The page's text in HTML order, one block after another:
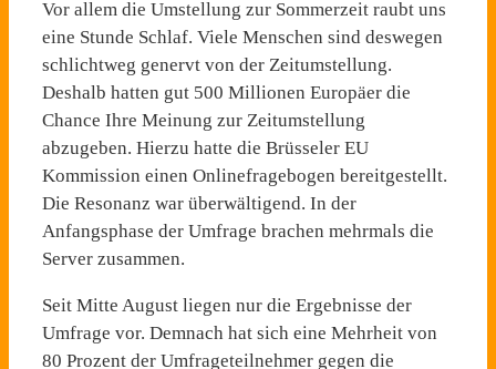
Vor allem die Umstellung zur Sommerzeit raubt uns
eine Stunde Schlaf. Viele Menschen sind deswegen
schlichtweg genervt von der Zeitumstellung.
Deshalb hatten gut 500 Millionen Europäer die
Chance Ihre Meinung zur Zeitumstellung
abzugeben. Hierzu hatte die Brüsseler EU
Kommission einen Onlinefragebogen bereitgestellt.
Die Resonanz war überwältigend. In der
Anfangsphase der Umfrage brachen mehrmals die
Server zusammen.
Seit Mitte August liegen nur die Ergebnisse der
Umfrage vor. Demnach hat sich eine Mehrheit von
80 Prozent der Umfrageteilnehmer gegen die